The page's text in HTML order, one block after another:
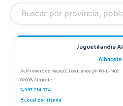
Juguetilandia
Albacete
Av/Primero de Mayo,CC Los Llanos s/n P0-L-M02
02006, Albacete
967 214 974
Localizar Tienda